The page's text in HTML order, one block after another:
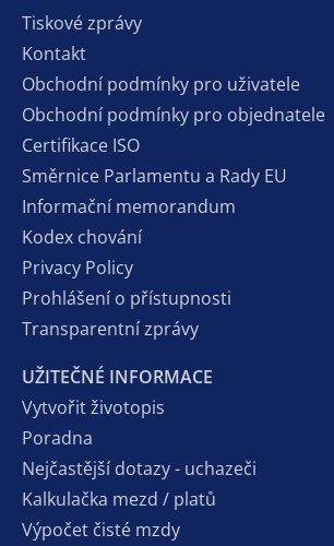
Tiskové zprávy
Kontakt
Obchodní podmínky pro uživatele
Obchodní podmínky pro objednatele
Certifikace ISO
Směrnice Parlamentu a Rady EU
Informační memorandum
Kodex chování
Privacy Policy
Prohlášení o přístupnosti
Transparentní zprávy
UŽITEČNÉ INFORMACE
Vytvořit životopis
Poradna
Nejčastější dotazy - uchazeči
Kalkulačka mezd / platů
Výpočet čisté mzdy